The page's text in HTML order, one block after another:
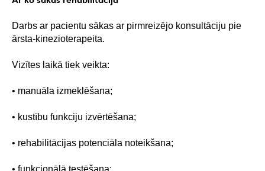
Darbs ar pacientu sākas ar pirmreizējo konsultāciju pie
ārsta-kinezioterapeita.
Vizītes laikā tiek veikta:
• manuāla izmeklēšana;
• kustību funkciju izvērtēšana;
• rehabilitācijas potenciāla noteikšana;
• funkcionālā testēšana;